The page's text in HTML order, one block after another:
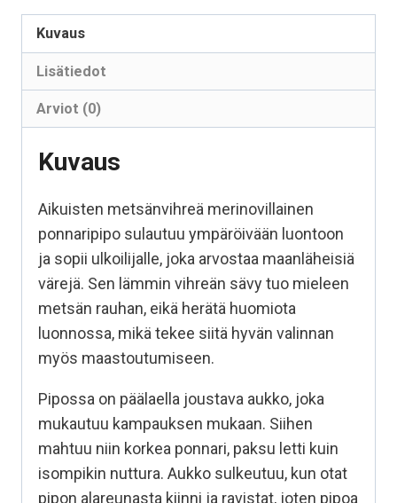
Kuvaus
Lisätiedot
Arviot (0)
Kuvaus
Aikuisten metsänvihreä merinovillainen
ponnaripipo sulautuu ympäröivään luontoon
ja sopii ulkoilijalle, joka arvostaa maanläheisiä
värejä. Sen lämmin vihreän sävy tuo mieleen
metsän rauhan, eikä herätä huomiota
luonnossa, mikä tekee siitä hyvän valinnan
myös maastoutumiseen.
Pipossa on päälaella joustava aukko, joka
mukautuu kampauksen mukaan. Siihen
mahtuu niin korkea ponnari, paksu letti kuin
isompikin nuttura. Aukko sulkeutuu, kun otat
pipon alareunasta kiinni ja ravistat, joten pipoa